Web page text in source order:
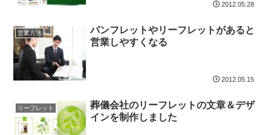
2012.05.28
営業方法
パンフレットやリーフレットがあると
営業しやすくなる
2012.05.15
リーフレット
葬儀会社のリーフレットの文章＆デザ
インを制作しました